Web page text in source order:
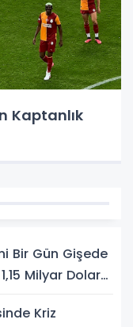
Kaptanlık
Bir Gün Gişede
Milyar Dolar
Kriz